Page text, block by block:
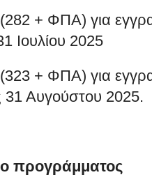
+ ΦΠΑ) για
Ιουλίου 2025
+ ΦΠΑ) για
Αυγούστου 2025.
προγράμματος